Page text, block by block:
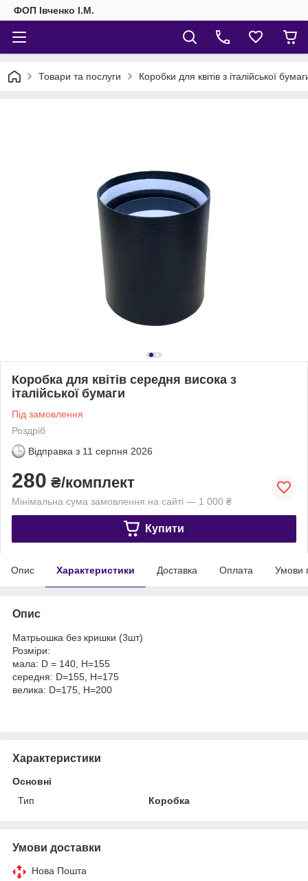
ФОП Івченко І.М.
Товари та послуги Коробки для квітів з італійської
Коробка для квітів середня висока з
італійської бумаги
Під замовлення
Роздріб
Відправка з 11 серпня 2026
280 ₴/комплект
Мінімальна сума замовлення на сайті — 1 000 ₴
Купити
Опис Характеристики Доставка Оплата Умови
Опис
Матрьошка без кришки (3шт)
Розміри:
мала: D = 140, H=155
середня: D=155, H=175
велика: D=175, H=200
Характеристики
Основні
Тип
Коробка
Умови доставки
Нова Пошта